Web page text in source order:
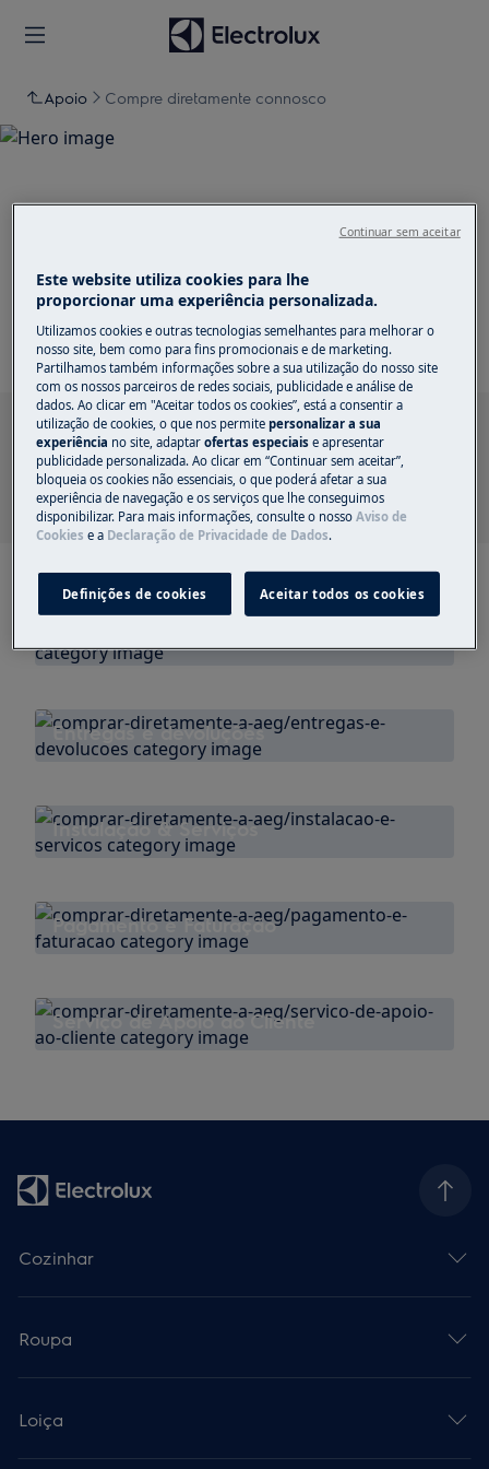
Apoio Compre diretamente connosco
diretamente connosco
Pesquise entre os nossos artigos de suporte
Entregas e devoluções
Instalação & Serviços
Pagamento e Faturação
Serviço de Apoio ao Cliente
Cozinhar
Roupa
Loiça
Este website utiliza cookies para lhe
proporcionar uma experiência personalizada.
Utilizamos cookies e outras tecnologias semelhantes para melhorar o
nosso site, bem como para fins promocionais e de marketing.
Partilhamos também informações sobre a sua utilização do nosso site
com os nossos parceiros de redes sociais, publicidade e análise de
dados. Ao clicar em "Aceitar todos os cookies”, está a consentir a
utilização de cookies, o que nos permitepersonalizar a sua
experiência no site, adaptarofertas especiaise apresentar
publicidade personalizada. Ao clicar em “Continuar sem aceitar”,
bloqueia os cookies não essenciais, o que poderá afetar a sua
experiência de navegação e os serviços que lhe conseguimos
disponibilizar. Para mais informações, consulte o nossoAviso de
Cookies e a Declaração de Privacidade de Dados.
Definições de cookies Aceitar todos os cookies
Continuar sem aceitar